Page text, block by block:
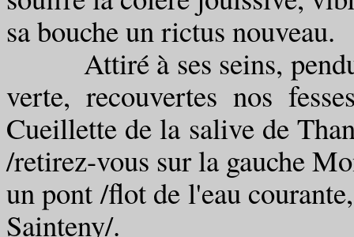
sa bouche un rictus nouveau.
Attiré à ses seins, pendu
verte, recouvertes nos
Cueillette de la salive de
/retirez-vous sur la gauche
un pont /flot de l'eau
Sainteny/.